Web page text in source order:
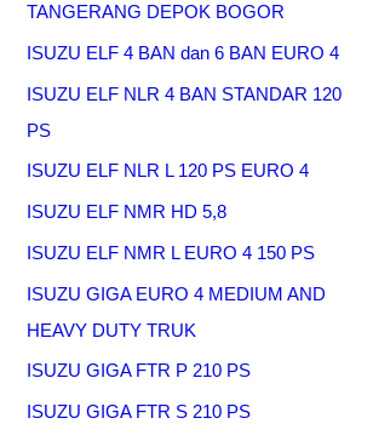
TANGERANG DEPOK BOGOR
ISUZU ELF 4 BAN dan 6 BAN EURO 4
ISUZU ELF NLR 4 BAN STANDAR 120
PS
ISUZU ELF NLR L 120 PS EURO 4
ISUZU ELF NMR HD 5,8
ISUZU ELF NMR L EURO 4 150 PS
ISUZU GIGA EURO 4 MEDIUM AND
HEAVY DUTY TRUK
ISUZU GIGA FTR P 210 PS
ISUZU GIGA FTR S 210 PS